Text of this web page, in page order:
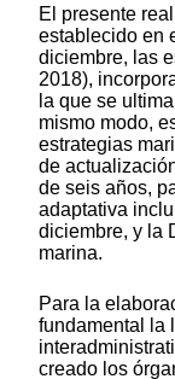
El presente
establecido en
diciembre, las
2018),
la que se
mismo modo,
estrategias
de
de seis años,
adaptativa
diciembre, y la
marina.
Para la
fundamental la
creado los